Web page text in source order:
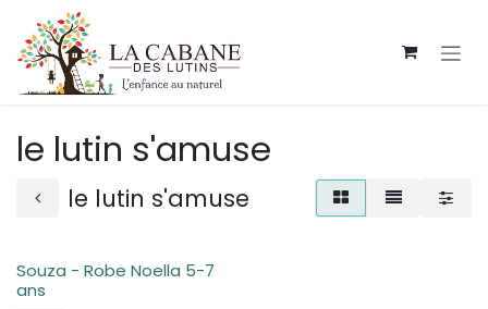
Se rendre au contenu
le lutin s'amuse
le lutin s'amuse
Souza - Robe Noella 5-7
ans